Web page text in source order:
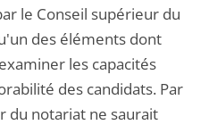
le Conseil supérieur du
des éléments dont
les capacités
des candidats. Par
du notariat ne saurait